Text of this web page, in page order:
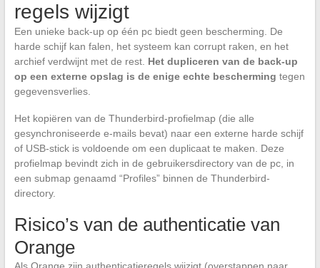
regels wijzigt
Een unieke back-up op één pc biedt geen bescherming. De
harde schijf kan falen, het systeem kan corrupt raken, en het
archief verdwijnt met de rest. Het dupliceren van de back-up
op een externe opslag is de enige echte bescherming tegen
gegevensverlies.
Het kopiëren van de Thunderbird-profielmap (die alle
gesynchroniseerde e-mails bevat) naar een externe harde schijf
of USB-stick is voldoende om een duplicaat te maken. Deze
profielmap bevindt zich in de gebruikersdirectory van de pc, in
een submap genaamd “Profiles” binnen de Thunderbird-
directory.
Risico’s van de authenticatie van
Orange